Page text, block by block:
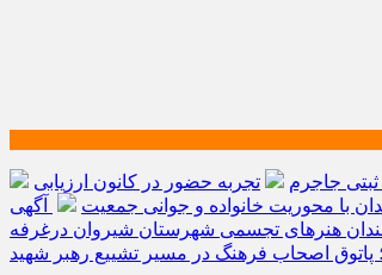
تجربه حضور در کانون ارزیابی
با محوریت خانواده و جوانی جمعیت
آگهی
هنرهای تجسمی شهرستان شیروان درغرفه
پاتوق اصحاب فرهنگ در مسیر تشییع رهبر شهید